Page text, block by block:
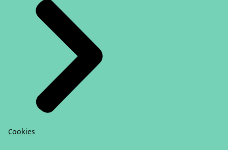
Cookies